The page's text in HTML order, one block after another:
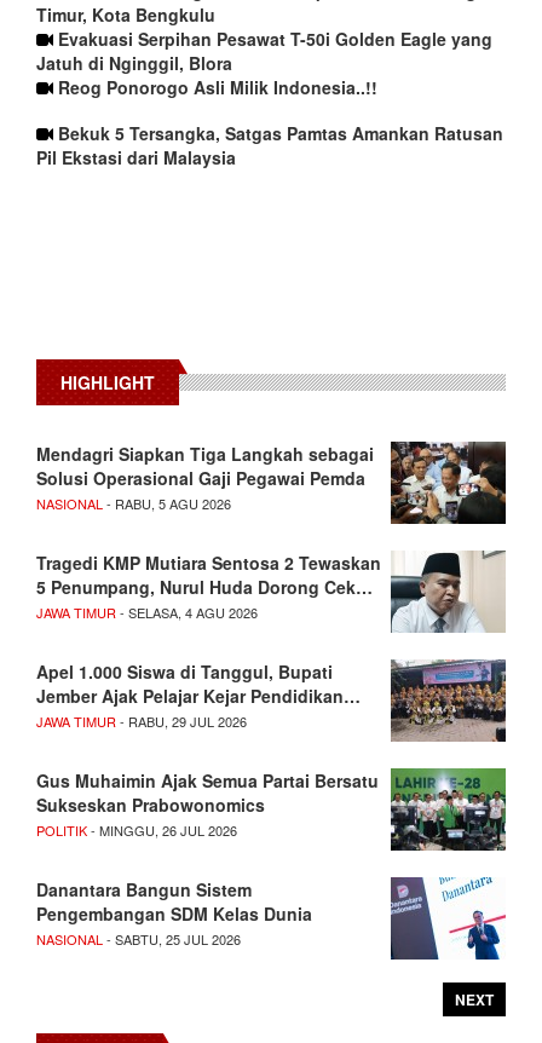
Timur, Kota Bengkulu
Evakuasi Serpihan Pesawat T-50i Golden Eagle yang
Jatuh di Nginggil, Blora
Reog Ponorogo Asli Milik Indonesia..!!
Bekuk 5 Tersangka, Satgas Pamtas Amankan Ratusan
Pil Ekstasi dari Malaysia
HIGHLIGHT
Mendagri Siapkan Tiga Langkah sebagai
Solusi Operasional Gaji Pegawai Pemda
NASIONAL- RABU, 5 AGU 2026
Tragedi KMP Mutiara Sentosa 2 Tewaskan
5 Penumpang, Nurul Huda Dorong Cek…
JAWA TIMUR- SELASA, 4 AGU 2026
Apel 1.000 Siswa di Tanggul, Bupati
Jember Ajak Pelajar Kejar Pendidikan…
JAWA TIMUR- RABU, 29 JUL 2026
Gus Muhaimin Ajak Semua Partai Bersatu
Sukseskan Prabowonomics
POLITIK- MINGGU, 26 JUL 2026
Danantara Bangun Sistem
Pengembangan SDM Kelas Dunia
NASIONAL- SABTU, 25 JUL 2026
NEXT